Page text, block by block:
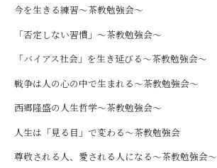
今を生きる練習～茶教勉強会～
「否定しない習慣」～茶教勉強会～
「バイアス社会」を生き延びる～茶教勉強会～
戦争は人の心の中で生まれる～茶教勉強会～
西郷隆盛の人生哲学～茶教勉強会～
人生は「見る目」で変わる～茶教勉強会
尊敬される人、愛される人になる～茶教勉強会～